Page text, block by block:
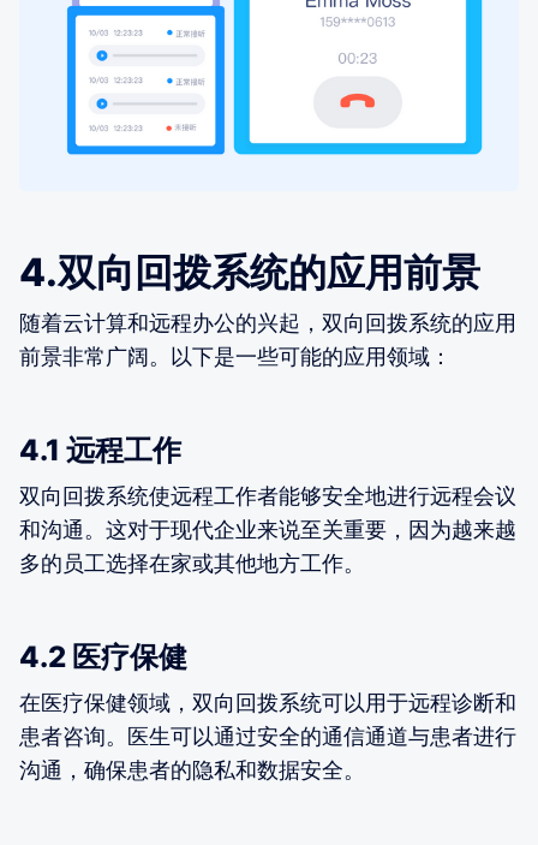
4.双向回拨系统的应用前景
随着云计算和远程办公的兴起，双向回拨系统的应用
前景非常广阔。以下是一些可能的应用领域：
4.1 远程工作
双向回拨系统使远程工作者能够安全地进行远程会议
和沟通。这对于现代企业来说至关重要，因为越来越
多的员工选择在家或其他地方工作。
4.2 医疗保健
在医疗保健领域，双向回拨系统可以用于远程诊断和
患者咨询。医生可以通过安全的通信通道与患者进行
沟通，确保患者的隐私和数据安全。